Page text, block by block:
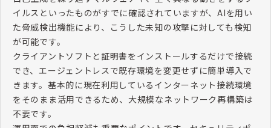
イルスといったものがすでに確認されていますが、AIを用い
た脅威検出機能により、こうした未知の攻撃に対しても検知
が可能です。
クライアントソフトと証明書をインストールするだけで接続
でき、エージェントレスで既存環境を変更せずに簡単導入で
きます。基本的に現在利用しているインターネット接続環境
をそのまま活用できるため、大規模なネットワーク再構築は
不要です。